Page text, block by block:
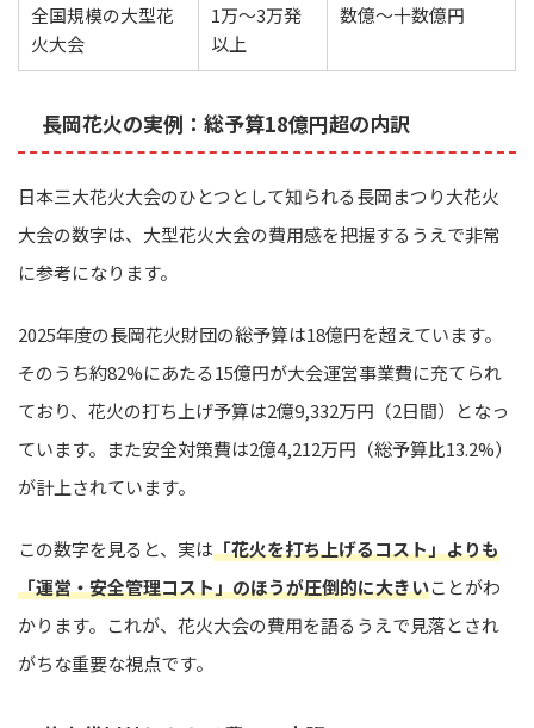
全国規模の大型花
火大会
1万〜3万発
以上
数億〜十数億円
長岡花火の実例：総予算18億円超の内訳
日本三大花火大会のひとつとして知られる長岡まつり大花火
大会の数字は、大型花火大会の費用感を把握するうえで非常
に参考になります。
2025年度の長岡花火財団の総予算は18億円を超えています。
そのうち約82%にあたる15億円が大会運営事業費に充てられ
ており、花火の打ち上げ予算は2億9,332万円（2日間）となっ
ています。また安全対策費は2億4,212万円（総予算比13.2%）
が計上されています。
この数字を見ると、実は「花火を打ち上げるコスト」よりも
「運営・安全管理コスト」のほうが圧倒的に大きいことがわ
かります。これが、花火大会の費用を語るうえで見落とされ
がちな重要な視点です。